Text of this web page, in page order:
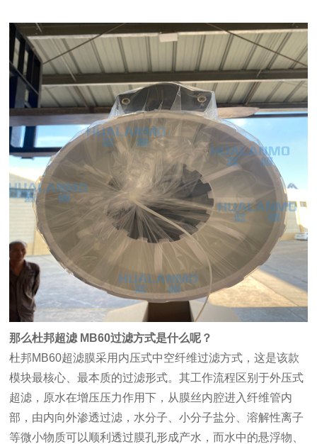
那么杜邦超滤 MB60过滤方式是什么呢？
杜邦MB60超滤膜采用内压式中空纤维过滤方式，这是该款
模块最核心、最本质的过滤形式。其工作流程区别于外压式
超滤，原水在增压压力作用下，从膜丝内腔进入纤维管内
部，由内向外渗透过滤，水分子、小分子盐分、溶解性离子
等微小物质可以顺利透过膜孔形成产水，而水中的悬浮物、